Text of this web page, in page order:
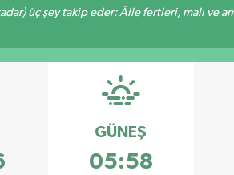
üç şey takip eder: Âile fertleri, malı ve
GÜNEŞ
05:58